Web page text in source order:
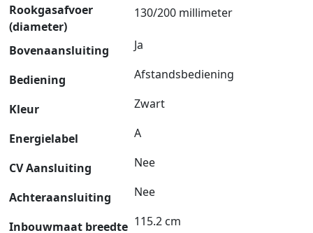
Rookgasafvoer
(diameter)
130/200 millimeter
Bovenaansluiting Ja
Bediening Afstandsbediening
Kleur Zwart
Energielabel A
CV Aansluiting Nee
Achteraansluiting Nee
Inbouwmaat breedte 115.2 cm